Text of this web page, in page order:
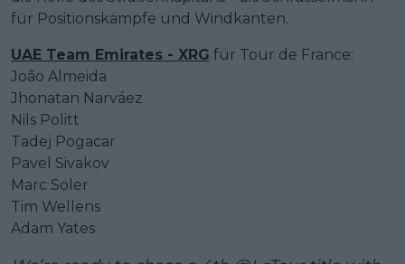
für Positionskämpfe und Windkanten.
UAE Team Emirates - XRG für Tour de France:
João Almeida
Jhonatan Narváez
Nils Politt
Tadej Pogacar
Pavel Sivakov
Marc Soler
Tim Wellens
Adam Yates